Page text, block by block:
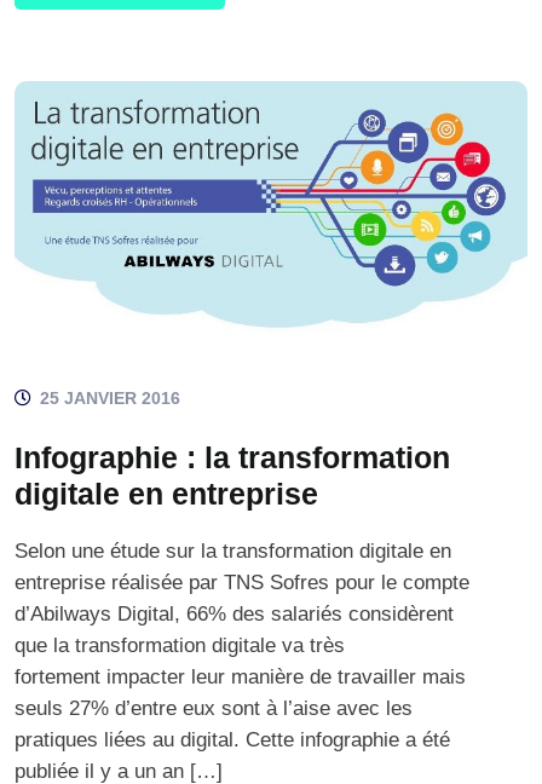
25 JANVIER 2016
Infographie : la transformation
digitale en entreprise
Selon une étude sur la transformation digitale en
entreprise réalisée par TNS Sofres pour le compte
d’Abilways Digital, 66% des salariés considèrent
que la transformation digitale va très
fortement impacter leur manière de travailler mais
seuls 27% d’entre eux sont à l’aise avec les
pratiques liées au digital. Cette infographie a été
publiée il y a un an […]